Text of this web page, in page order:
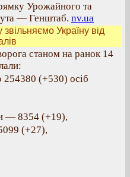
Урожайного та
— Генштаб. nv.ua
звільняємо Україну від
станом на ранок 14
254380 (+530) осіб
— 8354 (+19),
(+27),